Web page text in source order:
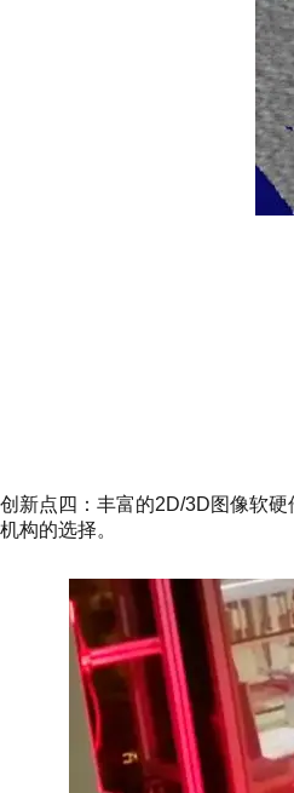
创新点四：丰富的2D/3D图像软
机构的选择。